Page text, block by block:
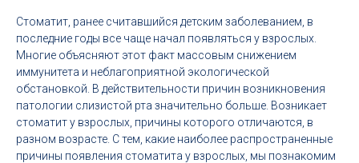
Стоматит, ранее считавшийся детским заболеванием, в
последние годы все чаще начал появляться у взрослых.
Многие объясняют этот факт массовым снижением
иммунитета и неблагоприятной экологической
обстановкой. В действительности причин возникновения
патологии слизистой рта значительно больше. Возникает
стоматит у взрослых, причины которого отличаются, в
разном возрасте. С тем, какие наиболее распространенные
причины появления стоматита у взрослых, мы познакомим